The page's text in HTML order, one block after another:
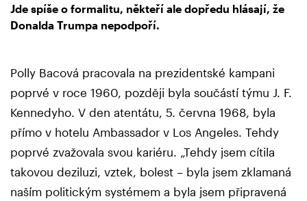
Jde spíše o formalitu, někteří ale dopředu hlásají, že
Donalda Trumpa nepodpoří.
Polly Bacová pracovala na prezidentské kampani
poprvé v roce 1960, později byla součástí týmu J. F.
Kennedyho. V den atentátu, 5. června 1968, byla
přímo v hotelu Ambassador v Los Angeles. Tehdy
poprvé zvažovala svou kariéru. „Tehdy jsem cítila
takovou deziluzi, vztek, bolest – byla jsem zklamaná
naším politickým systémem a byla jsem připravená